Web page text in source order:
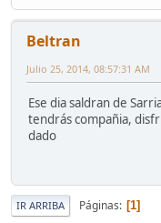
Beltran
Julio 25, 2014, 08:57:31 AM
Ese dia saldran de
tendrás compañia,
dado
IR ARRIBA Páginas 1